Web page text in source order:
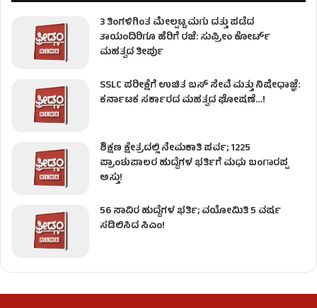
3 ತಿಂಗಳಿಗಿಂತ ಮೇಲ್ಪಟ್ಟ ಮಗು ದತ್ತು ಪಡೆದ
ತಾಯಂದಿರಿಗೂ ಹೆರಿಗೆ ರಜೆ: ಸುಪ್ರೀಂ ಕೋರ್ಟ್
ಮಹತ್ವದ ತೀರ್ಪು
SSLC ಪರೀಕ್ಷೆಗೆ ಉಚಿತ ಬಸ್ ಸೇವೆ ಮತ್ತು ನಿಷೇಧಾಜ್ಞೆ:
ಕರ್ನಾಟಕ ಸರ್ಕಾರದ ಮಹತ್ವದ ಘೋಷಣೆ…!
ಶಿಕ್ಷಣ ಕ್ಷೇತ್ರದಲ್ಲಿ ನೇಮಕಾತಿ ಪರ್ವ; 1225
ಪ್ರಾಂಶುಪಾಲರ ಹುದ್ದೆಗಳ ಭರ್ತಿಗೆ ಮಧು ಬಂಗಾರಪ್ಪ
ಅಸ್ತು!
56 ಸಾವಿರ ಹುದ್ದೆಗಳ ಭರ್ತಿ; ವಯೋಮಿತಿ 5 ವರ್ಷ
ಸಡಿಲಿಸಿದ ಸಿಎಂ!